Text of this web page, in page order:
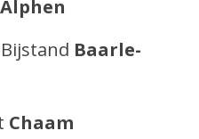
Alphen
Baarle-
Chaam